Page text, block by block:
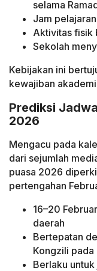
selama
Jam
Aktivitas fisik
Sekolah
Kebijakan ini
kewajiban
Prediksi
2026
Mengacu pada
dari sejumlah
puasa 2026
pertengahan
16–20
daerah
Bertepatan
Kongzili pada
Berlaku untuk